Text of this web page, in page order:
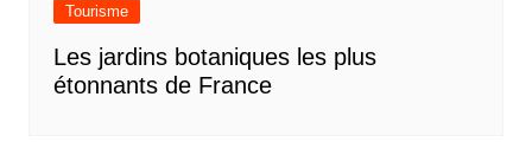
Tourisme
Les jardins botaniques les plus
étonnants de France